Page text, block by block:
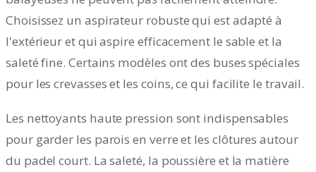
Choisissez un aspirateur robuste qui est adapté à
l'extérieur et qui aspire efficacement le sable et la
saleté fine. Certains modèles ont des buses spéciales
pour les crevasses et les coins, ce qui facilite le travail.
Les nettoyants haute pression sont indispensables
pour garder les parois en verre et les clôtures autour
du padel court. La saleté, la poussière et la matière